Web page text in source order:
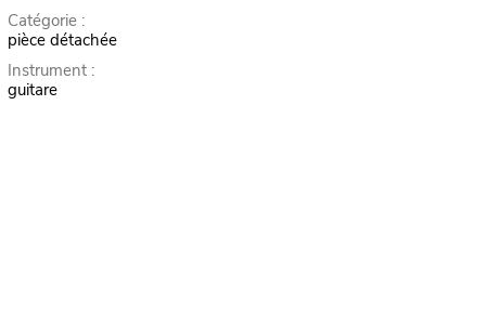
Catégorie :
pièce détachée
Instrument :
guitare